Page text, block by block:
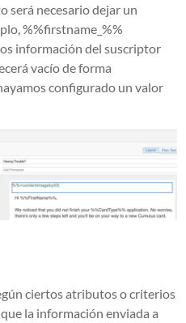
será necesario dejar un
%%firstname_%%
información del suscriptor
vacío de forma
configurado un valor
ciertos atributos o criterios
la información enviada a